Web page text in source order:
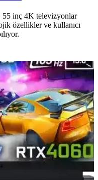
55 inç 4K televizyonlar
özellikler ve kullanıcı